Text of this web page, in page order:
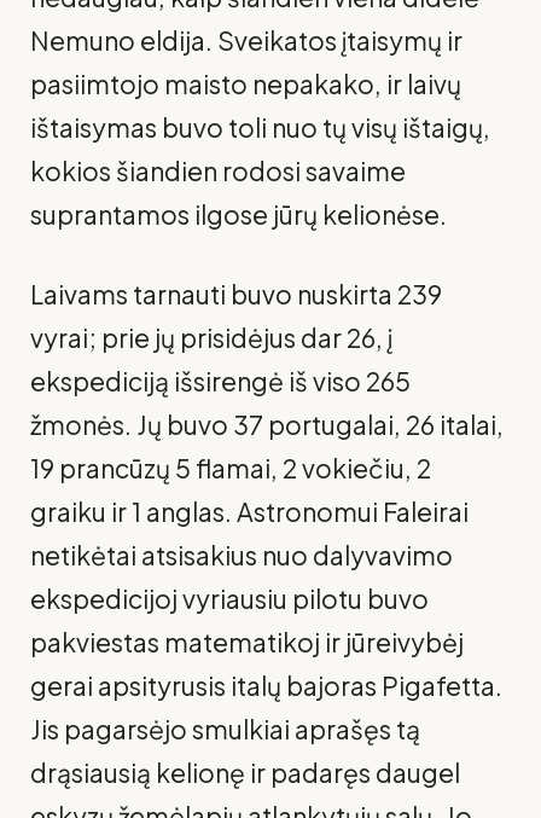
Nemuno eldija. Sveikatos įtaisymų ir
pasiimtojo maisto nepakako, ir laivų
ištaisymas buvo toli nuo tų visų ištaigų,
kokios šiandien rodosi savaime
suprantamos ilgose jūrų kelionėse.
Laivams tarnauti buvo nuskirta 239
vyrai; prie jų prisidėjus dar 26, į
ekspediciją išsirengė iš viso 265
žmonės. Jų buvo 37 portugalai, 26 italai,
19 prancūzų 5 flamai, 2 vokiečiu, 2
graiku ir 1 anglas. Astronomui Faleirai
netikėtai atsisakius nuo dalyvavimo
ekspedicijoj vyriausiu pilotu buvo
pakviestas matematikoj ir jūreivybėj
gerai apsityrusis italų bajoras Pigafetta.
Jis pagarsėjo smulkiai aprašęs tą
drąsiausią kelionę ir padaręs daugel